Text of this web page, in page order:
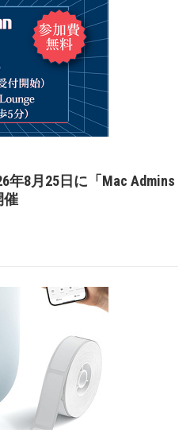
年8月25日に「Mac Admins
催